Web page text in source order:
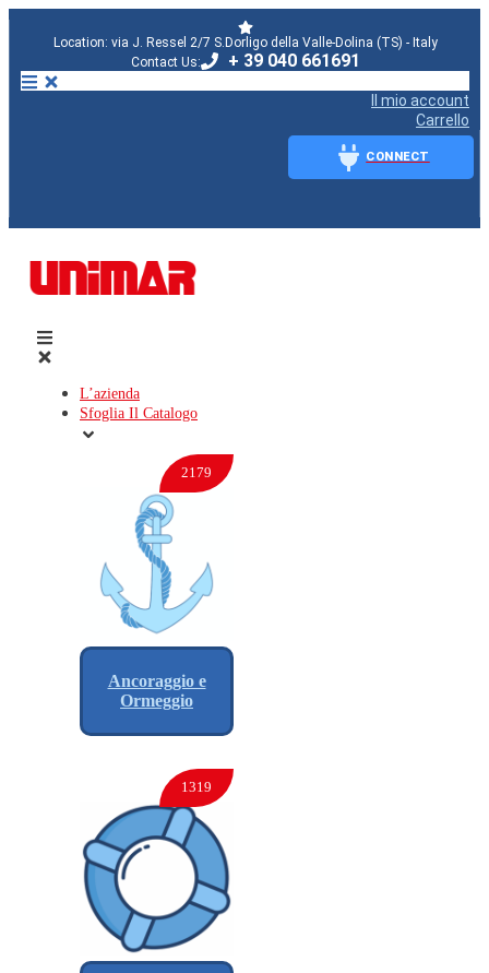
Location: via J. Ressel 2/7 S.Dorligo della Valle-Dolina (TS) - Italy
Contact Us:
+ 39 040 661691
Il mio account
Carrello
CONNECT
L’azienda
Sfoglia Il Catalogo
2179
Ancoraggio e
Ormeggio
1319